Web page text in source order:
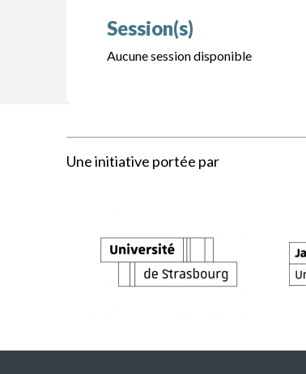
Session(s)
Aucune session disponible
Une initiative portée par